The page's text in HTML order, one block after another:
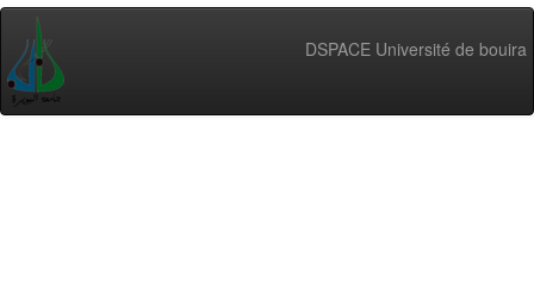
DSPACE Université de bouira